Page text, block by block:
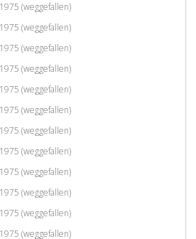
(weggefallen)
(weggefallen)
(weggefallen)
(weggefallen)
(weggefallen)
(weggefallen)
(weggefallen)
(weggefallen)
(weggefallen)
(weggefallen)
(weggefallen)
(weggefallen)